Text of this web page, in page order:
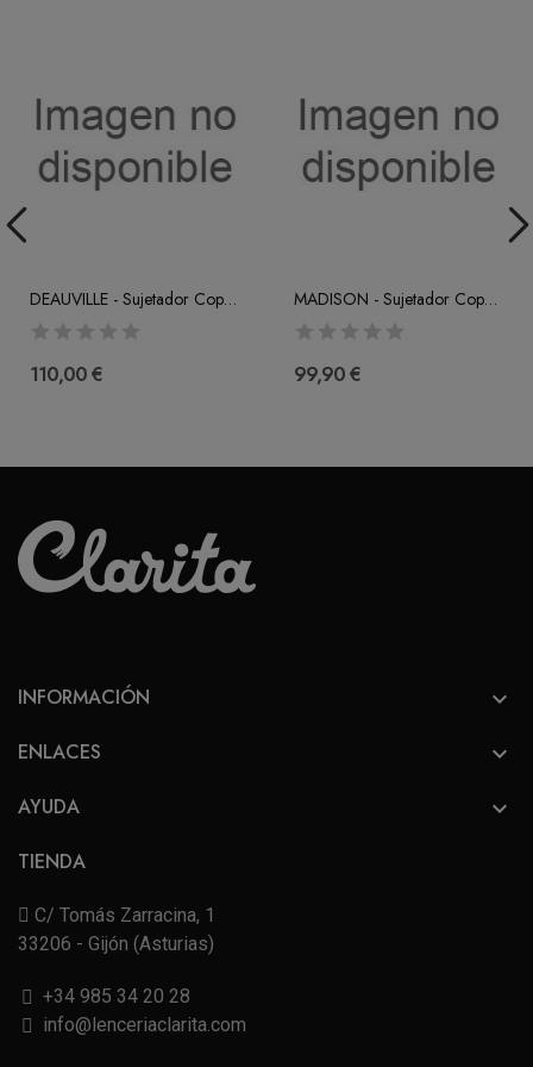
DEAUVILLE - Sujetador Copa Entera (C-D-E)
110,00 €
MADISON - Sujetador Copa Entera Con Aro (F-G.H)
99,90 €
INFORMACIÓN 
ENLACES 
AYUDA 
TIENDA
C/ Tomás Zarracina, 1
33206 - Gijón (Asturias)
+34 985 34 20 28
info@lenceriaclarita.com